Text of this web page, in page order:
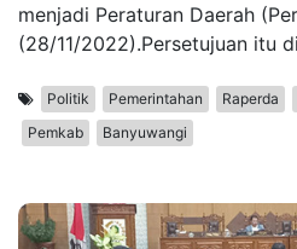
menjadi Peraturan Daerah
(28/11/2022).Persetujuan itu
Politik Pemerintahan Raperda
Pemkab
Banyuwangi